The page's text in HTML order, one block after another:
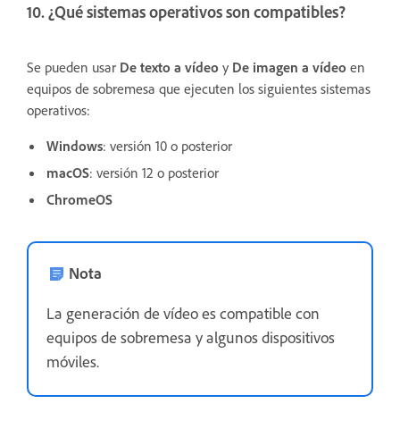
10. ¿Qué sistemas operativos son compatibles?
Se pueden usar De texto a vídeo y De imagen a vídeo en
equipos de sobremesa que ejecuten los siguientes sistemas
operativos:
Windows: versión 10 o posterior
macOS: versión 12 o posterior
ChromeOS
Nota
La generación de vídeo es compatible con
equipos de sobremesa y algunos dispositivos
móviles.